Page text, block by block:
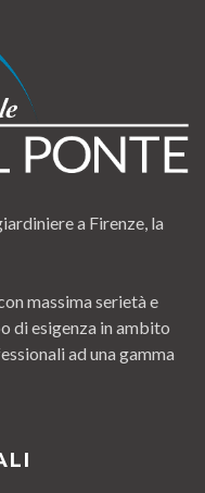
a Firenze, la
massima serietà e
di esigenza in ambito
ad una gamma